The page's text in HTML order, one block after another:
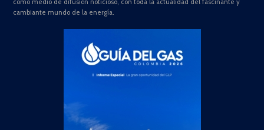
como medio de difusión noticioso, con toda la actualidad del fascinante y
cambiante mundo de la energía.